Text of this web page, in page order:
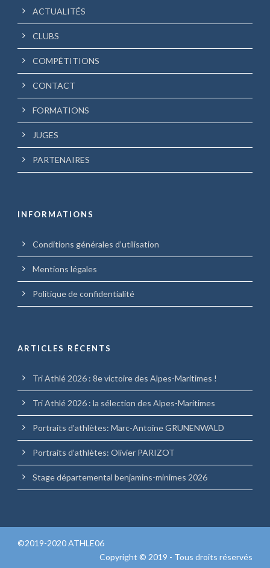
ACTUALITÉS
CLUBS
COMPÉTITIONS
CONTACT
FORMATIONS
JUGES
PARTENAIRES
INFORMATIONS
Conditions générales d’utilisation
Mentions légales
Politique de confidentialité
ARTICLES RÉCENTS
Tri Athlé 2026 : 8e victoire des Alpes-Maritimes !
Tri Athlé 2026 : la sélection des Alpes-Maritimes
Portraits d’athlètes: Marc-Antoine GRUNENWALD
Portraits d’athlètes: Olivier PARIZOT
Stage départemental benjamins-minimes 2026
©2019-2020 ATHLE06
Copyright © 2019 - Tous droits réservés